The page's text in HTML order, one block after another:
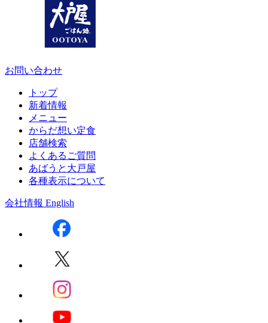
お問い合わせ
トップ
新着情報
メニュー
からだ想い定食
店舗検索
よくあるご質問
あばうと大戸屋
各種表示について
会社情報 English